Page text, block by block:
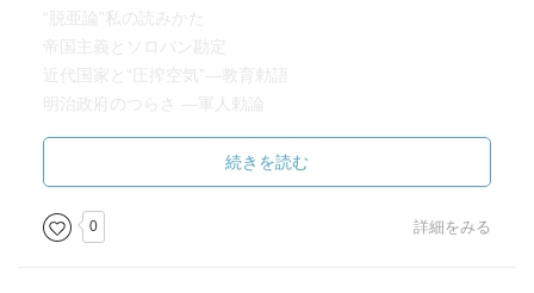
“脱亜論”私の読みかた
帝国主義とソロバン勘定
近代国家と“圧搾空気”―教育勅語
明治政府のつらさ ―軍人勅論
技術崇拝社会を曲げたもの
秀才信仰と骨董兵器
買い続けた西欧近代
青写真に落ちた影〔ほか〕
続きを読む
0 詳細をみる